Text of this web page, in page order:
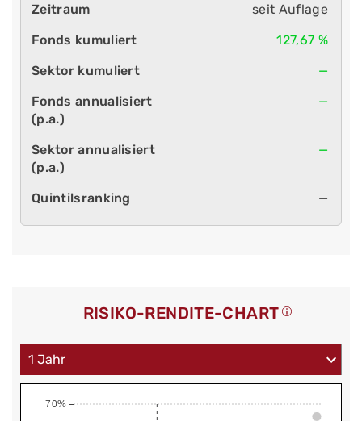
seit Auflage
127,67 %
—
—
—
—
RISIKO-RENDITE-CHART
70%